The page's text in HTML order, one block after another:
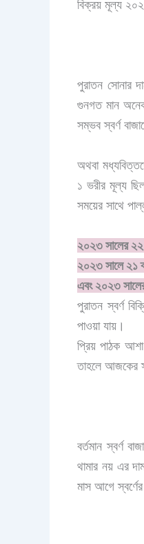
বিক্রয় মূল্য
পুরাতন সোনার
গুনগত মান
সম্ভব স্বর্ণ
অথবা
১ ভরীর মূল্য
সময়ের সাথে
২০২৩ সালের ২২
২০২৩ সালে ২১
এবং ২০২৩
পুরাতন স্বর্ণ
পাওয়া যায়।
প্রিয় পাঠক
তাহলে আজকের
বর্তমান স্বর্ণ
থামার নয় এর
মাস আগে